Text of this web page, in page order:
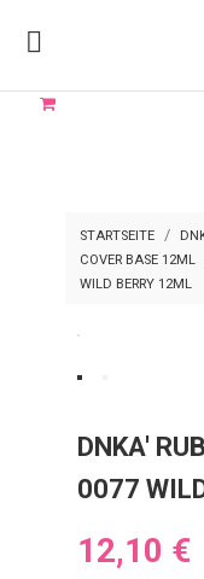

STARTSEITE
COVER BASE 12ML
WILD BERRY 12ML
DNKA'
0077
12,10 €